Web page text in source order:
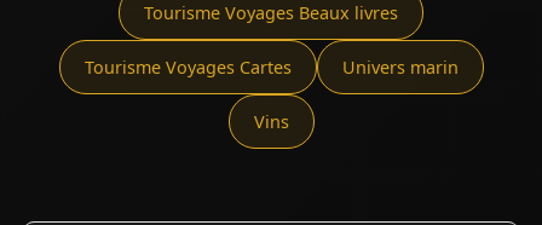
Tourisme Voyages Beaux livres
Tourisme Voyages Cartes Univers marin
Vins